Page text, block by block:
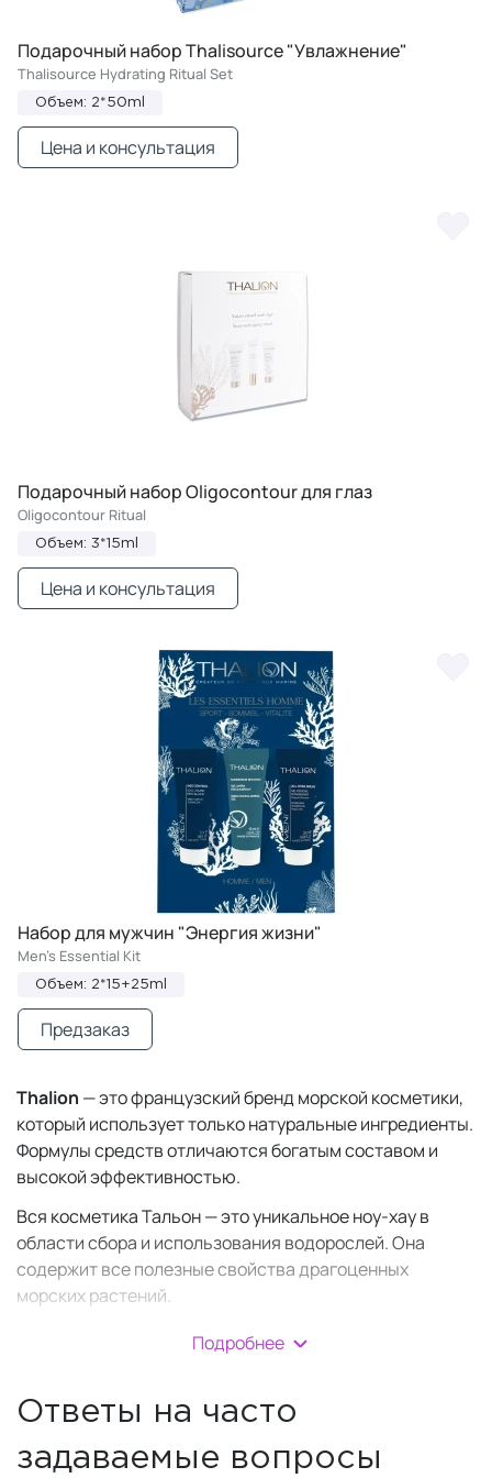
Подарочный набор Thalisource "Увлажнение"
Thalisource Hydrating Ritual Set
Объем: 2*50ml
Цена и консультация
Подарочный набор Oligocontour для глаз
Oligocontour Ritual
Объем: 3*15ml
Цена и консультация
Набор для мужчин "Энергия жизни"
Men's Essential Kit
Объем: 2*15+25ml
Предзаказ
Thalion — это французский бренд морской косметики,
который использует только натуральные ингредиенты.
Формулы средств отличаются богатым составом и
высокой эффективностью.
Вся косметика Тальон — это уникальное ноу-хау в
области сбора и использования водорослей. Она
содержит все полезные свойства драгоценных
морских растений.
Высокоэффективные продукты и уходы Thalion можно
найти в центрах талассотерапии, спа-салонах и
История бренда тесно связана с морем. Море — это не
только источник жизни, но и кладезь уникальных
Подробнее
Ответы на часто
задаваемые вопросы